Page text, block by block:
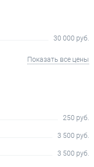
30 000 руб.
Показать все цены
250 руб.
3 500 руб.
3 500 руб.